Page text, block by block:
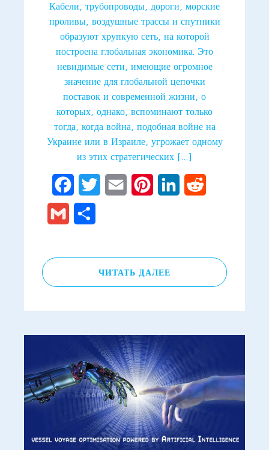
Кабели, трубопроводы, дороги, морские
проливы, воздушные трассы и спутники
образуют хрупкую сеть, на которой
построена глобальная экономика. Это
невидимые сети, имеющие огромное
значение для глобальной цепочки
поставок и современной жизни, о
которых, однако, вспоминают только
тогда, когда война, подобная войне на
Украине или в Израиле, угрожает одному
из этих стратегических […]
FacebookTwitter Email PinterestLinkedIn
Gmail
ЧИТАТЬ ДАЛЕЕ